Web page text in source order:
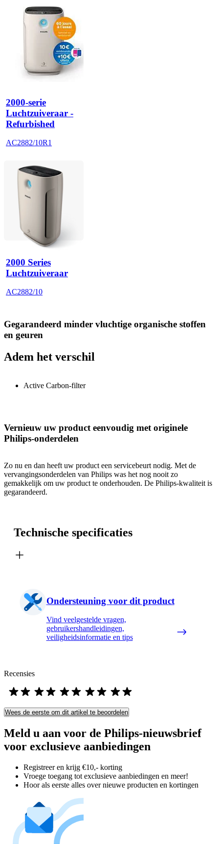
2000-serie
Luchtzuiveraar -
Refurbished
AC2882/10R1
2000 Series
Luchtzuiveraar
AC2882/10
Gegarandeerd minder vluchtige organische stoffen
en geuren
Adem het verschil
Active Carbon-filter
Vernieuw uw product eenvoudig met originele
Philips-onderdelen
Zo nu en dan heeft uw product een servicebeurt nodig. Met de
vervangingsonderdelen van Philips was het nog nooit zo
gemakkelijk om uw product te onderhouden. De Philips-kwaliteit is
gegarandeerd.
Technische specificaties
Ondersteuning voor dit product
Vind veelgestelde vragen,
gebruikershandleidingen,
veiligheidsinformatie en tips
Recensies
Wees de eerste om dit artikel te beoordelen
Meld u aan voor de Philips-nieuwsbrief
voor exclusieve aanbiedingen
Registreer en krijg €10,- korting
Vroege toegang tot exclusieve aanbiedingen en meer!
Hoor als eerste alles over nieuwe producten en kortingen